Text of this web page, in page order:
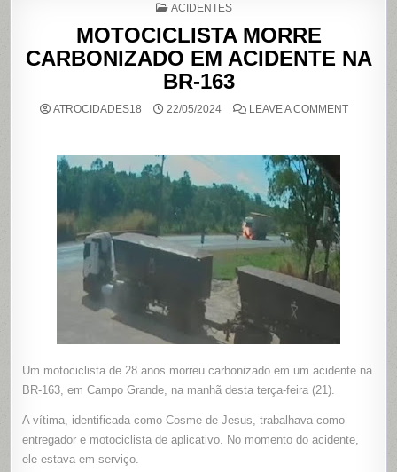
POSTED
ACIDENTES
MOTOCICLISTA MORRE
CARBONIZADO EM ACIDENTE NA
BR-163
ATROCIDADES18 22/05/2024 LEAVE A COMMENTON
Um motociclista de 28 anos morreu carbonizado em um acidente na
BR-163, em Campo Grande, na manhã desta terça-feira (21).
A vítima, identificada como Cosme de Jesus, trabalhava como
entregador e motociclista de aplicativo. No momento do acidente,
ele estava em serviço.